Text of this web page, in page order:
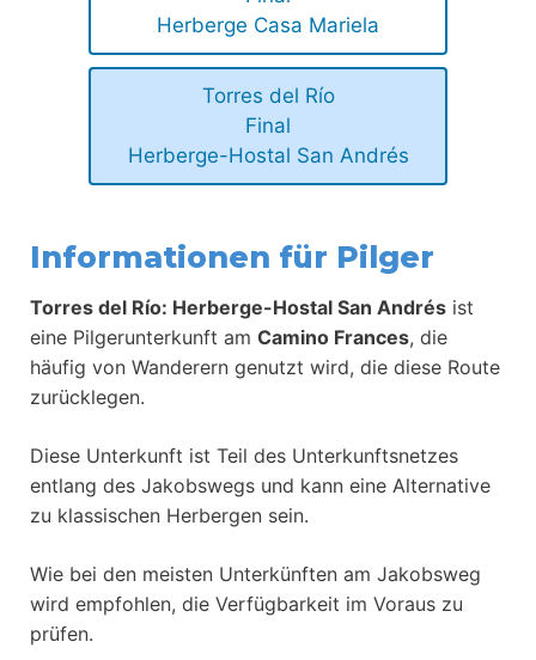
Herberge Casa Mariela
Torres del Río
Final
Herberge-Hostal San Andrés
Informationen für Pilger
Torres del Río: Herberge-Hostal San Andrés ist
eine Pilgerunterkunft am Camino Frances, die
häufig von Wanderern genutzt wird, die diese Route
zurücklegen.
Diese Unterkunft ist Teil des Unterkunftsnetzes
entlang des Jakobswegs und kann eine Alternative
zu klassischen Herbergen sein.
Wie bei den meisten Unterkünften am Jakobsweg
wird empfohlen, die Verfügbarkeit im Voraus zu
prüfen.